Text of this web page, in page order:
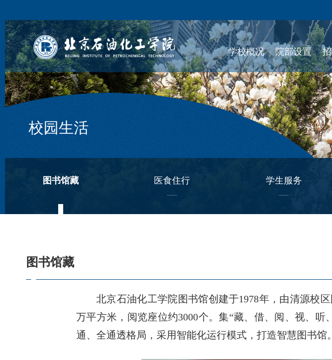
学校概况 院部设置
校园生活
图书馆藏 医食住行 学生服务
图书馆藏
北京石油化工学院图书馆创建于1978年，由清源校
万平方米，阅览座位约3000个。集“藏、借、阅、视、
通、全通透格局，采用智能化运行模式，打造智慧图书馆。